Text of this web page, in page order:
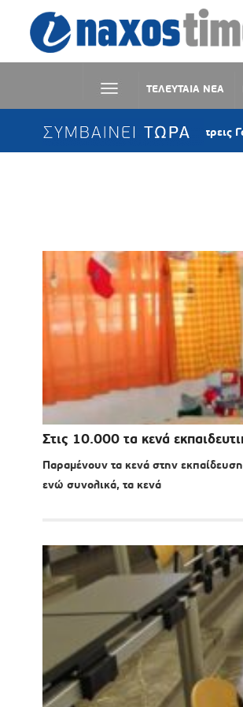
ΤΕΛΕΥΤΑΙΑ ΝΕΑ
ΣΥΜΒΑΙΝΕΙ ΤΩΡΑ
Κέα: Ιστιοφόρο με τρεις Γάλλους
Στις 10.000 τα κενά
Παραμένουν τα κενά στην
ενώ συνολικά, τα κενά